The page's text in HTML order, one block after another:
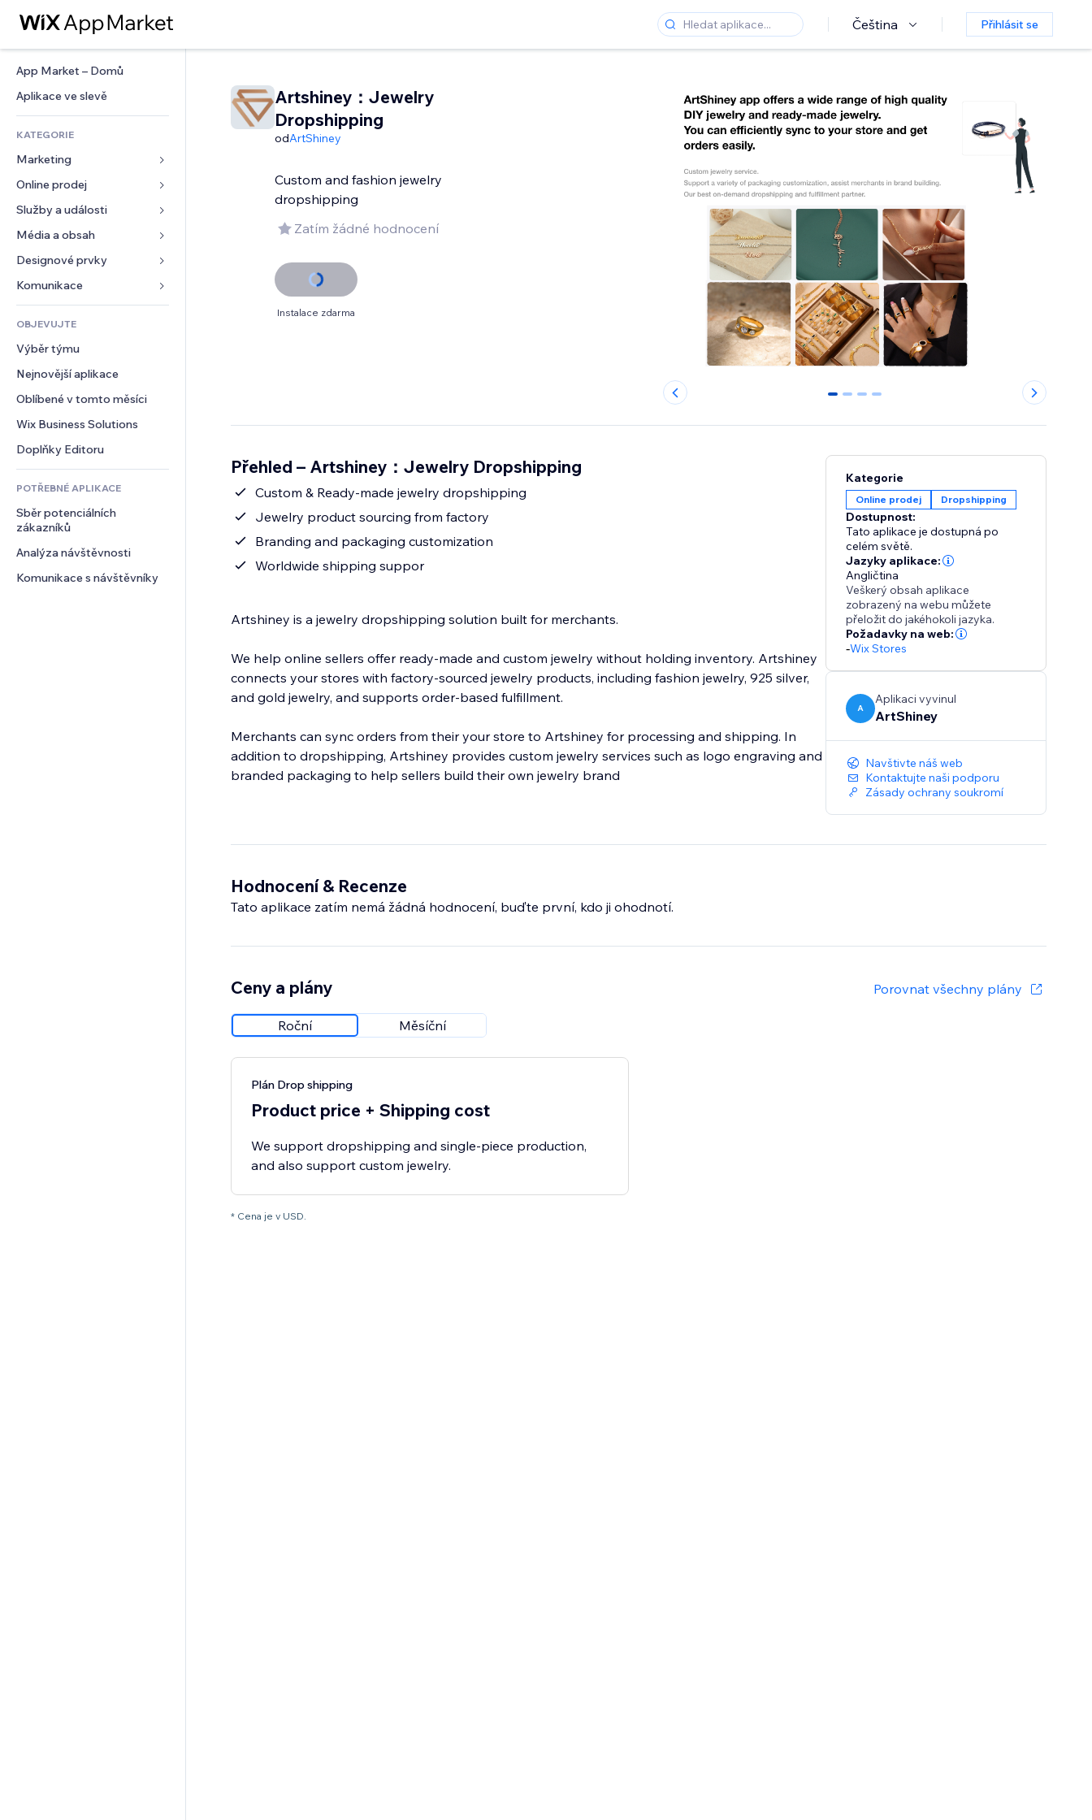
Čeština Přihlásit se
App Market – Domů
Aplikace ve slevě
KATEGORIE
Marketing
Reklamy
Mobilní zařízení
Analytika
Výpisy webu
E‑mail
Online prodej
Aplikace pro obchody
Doprava a doručení
Tlačítka pro prodej
Účetnictví
Kupóny a věrnostní programy
Skladování
Jídlo a nápoje
Služby a události
Ubytování
Události
Restaurace
Nemovitosti
Rezervace
Média a obsah
Galerie
Hudba
Podcasty
Fotografie
Video
PDF
Sdílení souborů
Novinky
Designové prvky
Mapy a navigace
Soukromí a bezpečnost
Hodiny
Šablony stránek
Efekty pro obrázky
Tlačítka a nabídky
Bannery a odznaky
Kalkulačky
Vyhledávání
Počasí
Tabulky a grafy
Formuláře
Ankety
Chat
Komentáře
Telefon
Komunita
Reference a recenze
CRM
OBJEVUJTE
Výběr týmu
Nejnovější aplikace
Oblíbené v tomto měsíci
Wix Business Solutions
Doplňky Editoru
POTŘEBNÉ APLIKACE
Sběr potenciálních
zákazníků
Analýza návštěvnosti
Komunikace s návštěvníky
Artshiney：Jewelry
Dropshipping
odArtShiney
Custom and fashion jewelry
dropshipping
Zatím žádné hodnocení
Instalace zdarma
0 1 2 3
Přehled – Artshiney：Jewelry Dropshipping
Custom & Ready-made jewelry dropshipping
Jewelry product sourcing from factory
Branding and packaging customization
Worldwide shipping suppor
Artshiney is a jewelry dropshipping solution built for merchants.
We help online sellers offer ready-made and custom jewelry without holding inventory. Artshiney
connects your stores with factory-sourced jewelry products, including fashion jewelry, 925 silver,
and gold jewelry, and supports order-based fulfillment.
Merchants can sync orders from their your store to Artshiney for processing and shipping. In
addition to dropshipping, Artshiney provides custom jewelry services such as logo engraving and
branded packaging to help sellers build their own jewelry brand
Kategorie
Online prodej Dropshipping
Dostupnost:
Tato aplikace je dostupná po
celém světě.
Jazyky aplikace:
Angličtina
Veškerý obsah aplikace
zobrazený na webu můžete
přeložit do jakéhokoli jazyka.
Požadavky na web:
-Wix Stores
A
Aplikaci vyvinul
ArtShiney
Navštivte náš web
Kontaktujte naši podporu
Zásady ochrany soukromí
Hodnocení & Recenze
Tato aplikace zatím nemá žádná hodnocení, buďte první, kdo ji ohodnotí.
Ceny a plány Porovnat všechny plány
Roční Měsíční
Plán Drop shipping
Product price + Shipping cost
We support dropshipping and single-piece production,
and also support custom jewelry.
* Cena je v USD.